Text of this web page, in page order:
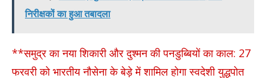
निरीक्षकों का हुआ तबादला
**समुद्र का नया शिकारी और दुश्मन की पनडुब्बियों का काल: 27
फरवरी को भारतीय नौसेना के बेड़े में शामिल होगा स्वदेशी युद्धपोत